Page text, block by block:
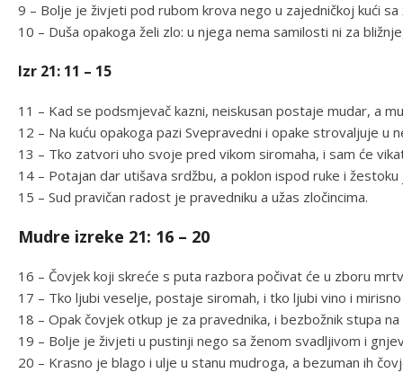
9 – Bolje je živjeti pod rubom krova nego u zajedničkoj kući
10 – Duša opakoga želi zlo: u njega nema samilosti ni za
Izr 21: 11 – 15
11 – Kad se podsmjevač kazni, neiskusan postaje mudar, a
12 – Na kuću opakoga pazi Svepravedni i opake strovaljuje u
13 – Tko zatvori uho svoje pred vikom siromaha, i sam će
14 – Potajan dar utišava srdžbu, a poklon ispod ruke i
15 – Sud pravičan radost je pravedniku a užas zločincima.
Mudre izreke 21: 16 – 20
16 – Čovjek koji skreće s puta razbora počivat će u zboru
17 – Tko ljubi veselje, postaje siromah, i tko ljubi vino i
18 – Opak čovjek otkup je za pravednika, i bezbožnik stupa
19 – Bolje je živjeti u pustinji nego sa ženom svadljivom i
20 – Krasno je blago i ulje u stanu mudroga, a bezuman ih